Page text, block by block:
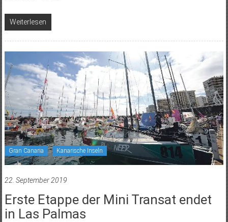
Weiterlesen
Gran Canaria Kanarische Inseln
22. September 2019
Erste Etappe der Mini Transat endet
in Las Palmas